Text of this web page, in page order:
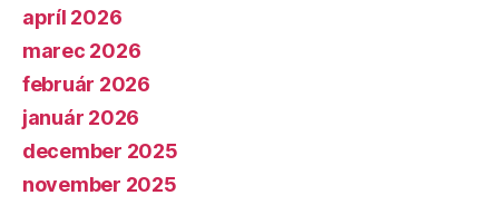
apríl 2026
marec 2026
február 2026
január 2026
december 2025
november 2025